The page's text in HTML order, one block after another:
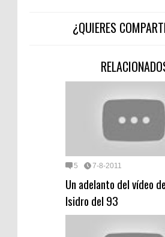
¿QUIERES
5 7-8-2011
Un adelanto del vídeo
Isidro del 93